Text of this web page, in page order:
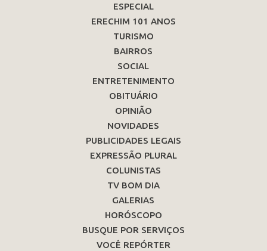
ESPECIAL
ERECHIM 101 ANOS
TURISMO
BAIRROS
SOCIAL
ENTRETENIMENTO
OBITUÁRIO
OPINIÃO
NOVIDADES
PUBLICIDADES LEGAIS
EXPRESSÃO PLURAL
COLUNISTAS
TV BOM DIA
GALERIAS
HORÓSCOPO
BUSQUE POR SERVIÇOS
VOCÊ REPÓRTER